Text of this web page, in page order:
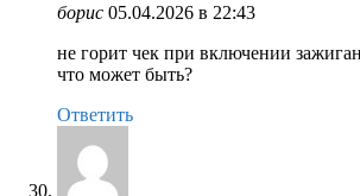
борис 05.04.2026 в 22:43
не горит чек при включении
что может быть?
Ответить